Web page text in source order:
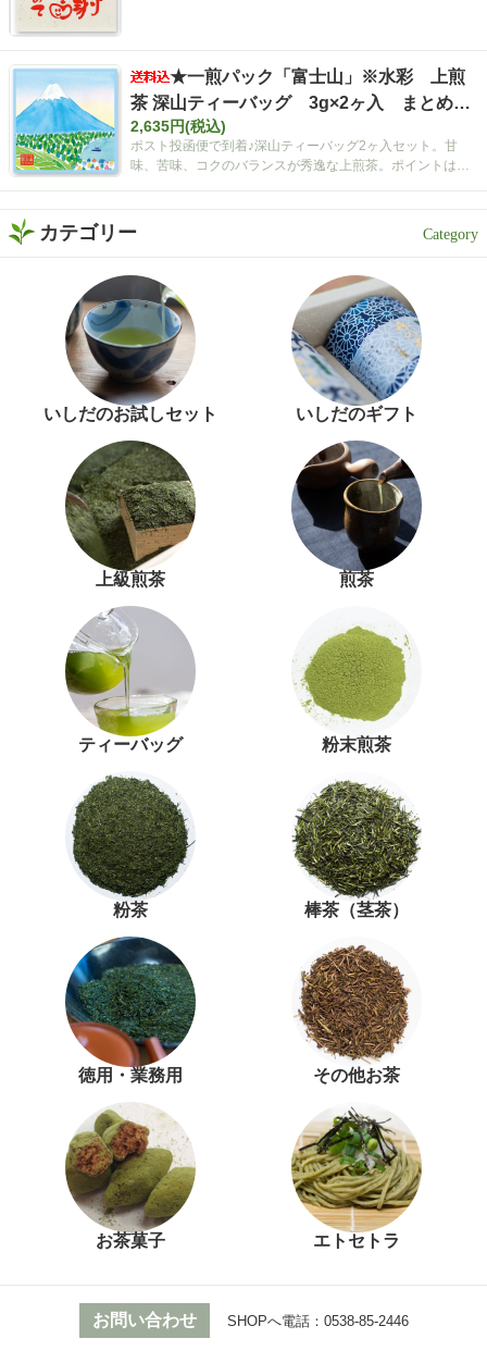
★一煎パック「富士山」※水彩 上煎
茶 深山ティーバッグ 3g×2ヶ入 まとめ買
いセット【ポスト投函便・送料込み】
2,635円(税込)
ポスト投函便で到着♪深山ティーバッグ2ヶ入セット。甘
味、苦味、コクのバランスが秀逸な上煎茶。ポイントは空
カテゴリー
いしだのお試しセット いしだのギフト
上級煎茶 煎茶
ティーバッグ 粉末煎茶
粉茶 棒茶（茎茶）
徳用・業務用 その他お茶
お茶菓子 エトセトラ
お問い合わせ SHOPへ電話： 0538-85-2446